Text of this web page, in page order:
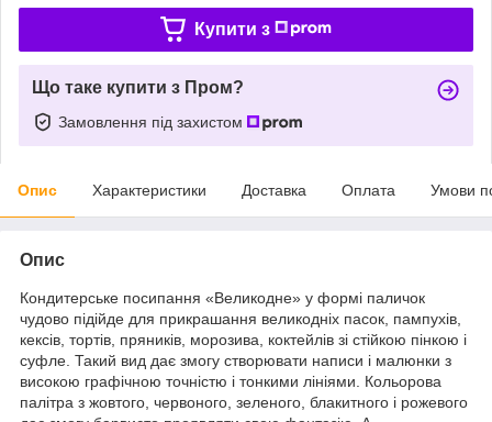
Купити з
Що таке купити з Пром?
Замовлення під захистом
Опис Характеристики Доставка Оплата Умови
Опис
Кондитерське посипання «Великодне» у формі паличок
чудово підійде для прикрашання великодніх пасок, пампухів,
кексів, тортів, пряників, морозива, коктейлів зі стійкою пінкою і
суфле. Такий вид дає змогу створювати написи і малюнки з
високою графічною точністю і тонкими лініями. Кольорова
палітра з жовтого, червоного, зеленого, блакитного і рожевого